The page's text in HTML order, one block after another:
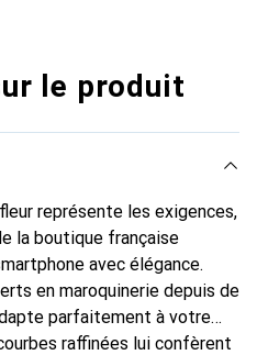
le produit
représente les exigences,
la boutique française
avec élégance.
en maroquinerie depuis de
parfaitement à votre
raffinées lui confèrent